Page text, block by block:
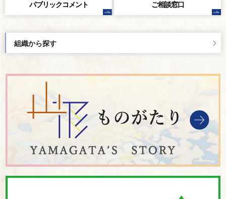
パブリックコメント ご相談窓口
組織から探す